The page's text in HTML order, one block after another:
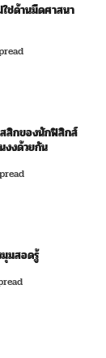
ช่ด้านมืดศาสนา
สิกของนักฟิสิกส์
งงด้วยกัน
มสอดรู้